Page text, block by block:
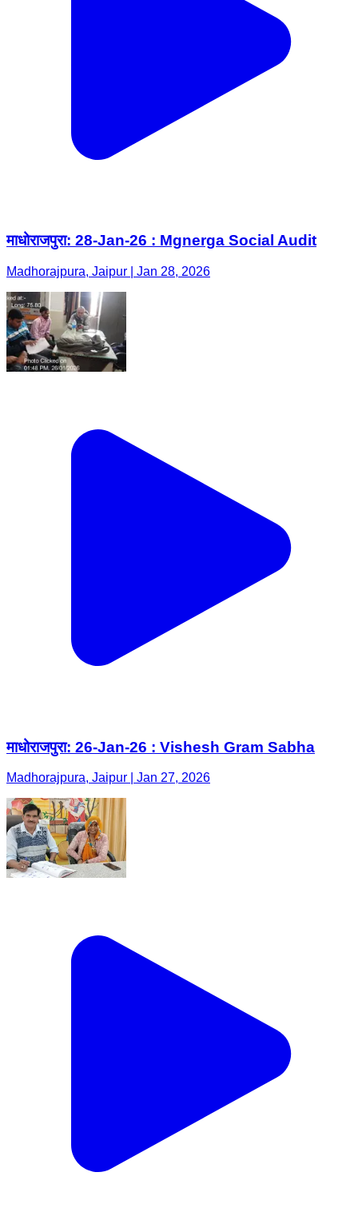
माधोराजपुरा: 28-Jan-26 : Mgnerga Social Audit
Madhorajpura, Jaipur | Jan 28, 2026
माधोराजपुरा: 26-Jan-26 : Vishesh Gram Sabha
Madhorajpura, Jaipur | Jan 27, 2026